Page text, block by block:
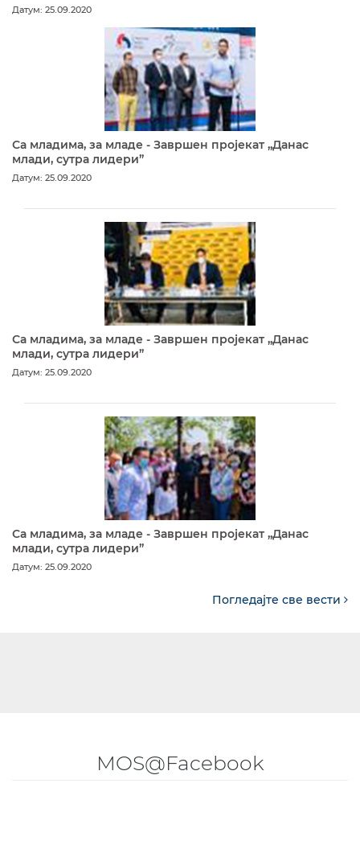
Датум: 25.09.2020
Са младима, за младе - Завршен пројекат „Данас
млади, сутра лидери”
Датум: 25.09.2020
Са младима, за младе - Завршен пројекат „Данас
млади, сутра лидери”
Датум: 25.09.2020
Са младима, за младе - Завршен пројекат „Данас
млади, сутра лидери”
Датум: 25.09.2020
Погледајте све вести
MOS@Facebook